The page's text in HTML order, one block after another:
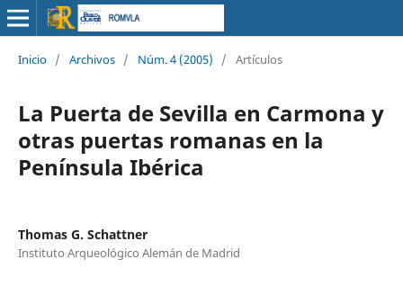
Inicio / Archivos / Núm. 4 (2005) / Artículos
La Puerta de Sevilla en Carmona y
otras puertas romanas en la
Península Ibérica
Thomas G. Schattner
Instituto Arqueológico Alemán de Madrid